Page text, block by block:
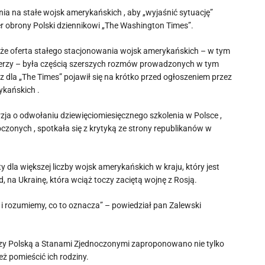
na stałe wojsk amerykańskich , aby „wyjaśnić sytuację”
Polski dziennikowi „The Washington Times”.
oferta stałego stacjonowania wojsk amerykańskich – w tym
– była częścią szerszych rozmów prowadzonych w tym
„The Times” pojawił się na krótko przed ogłoszeniem przez
.
o odwołaniu dziewięciomiesięcznego szkolenia w Polsce ,
, spotkała się z krytyką ze strony republikanów w
dla większej liczby wojsk amerykańskich w kraju, który jest
na Ukrainę, która wciąż toczy zaciętą wojnę z Rosją.
co to oznacza” – powiedział pan Zalewski
Polską a Stanami Zjednoczonymi zaproponowano nie tylko
pomieścić ich rodziny.